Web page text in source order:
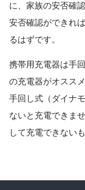
に、家族の安否確
安否確認ができれ
るはずです。
携帯用充電器は手
の充電器がオススメ
手回し式（ダイナ
ないと充電できま
して充電できない